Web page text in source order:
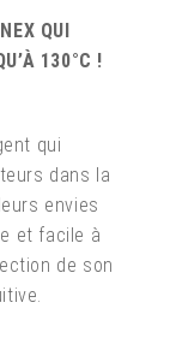
QUI
130°C !
qui
dans la
envies
et facile à
de son